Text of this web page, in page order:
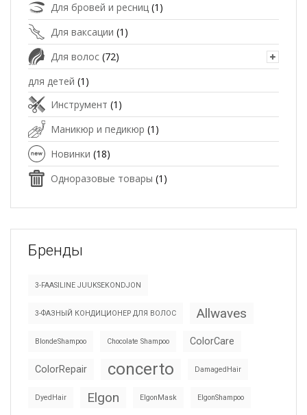
Для бровей и ресниц (1)
Для ваксации (1)
Для волос (72)
для детей (1)
Инструмент (1)
Маникюр и педикюр (1)
Новинки (18)
Одноразовые товары (1)
Бренды
3-FAASILINE JUUKSEKONDJON
3-ФАЗНЫЙ КОНДИЦИОНЕР ДЛЯ ВОЛОС Allwaves
BlondeShampoo Chocolate Shampoo ColorCare
ColorRepair concerto DamagedHair
DyedHair Elgon ElgonMask ElgonShampoo